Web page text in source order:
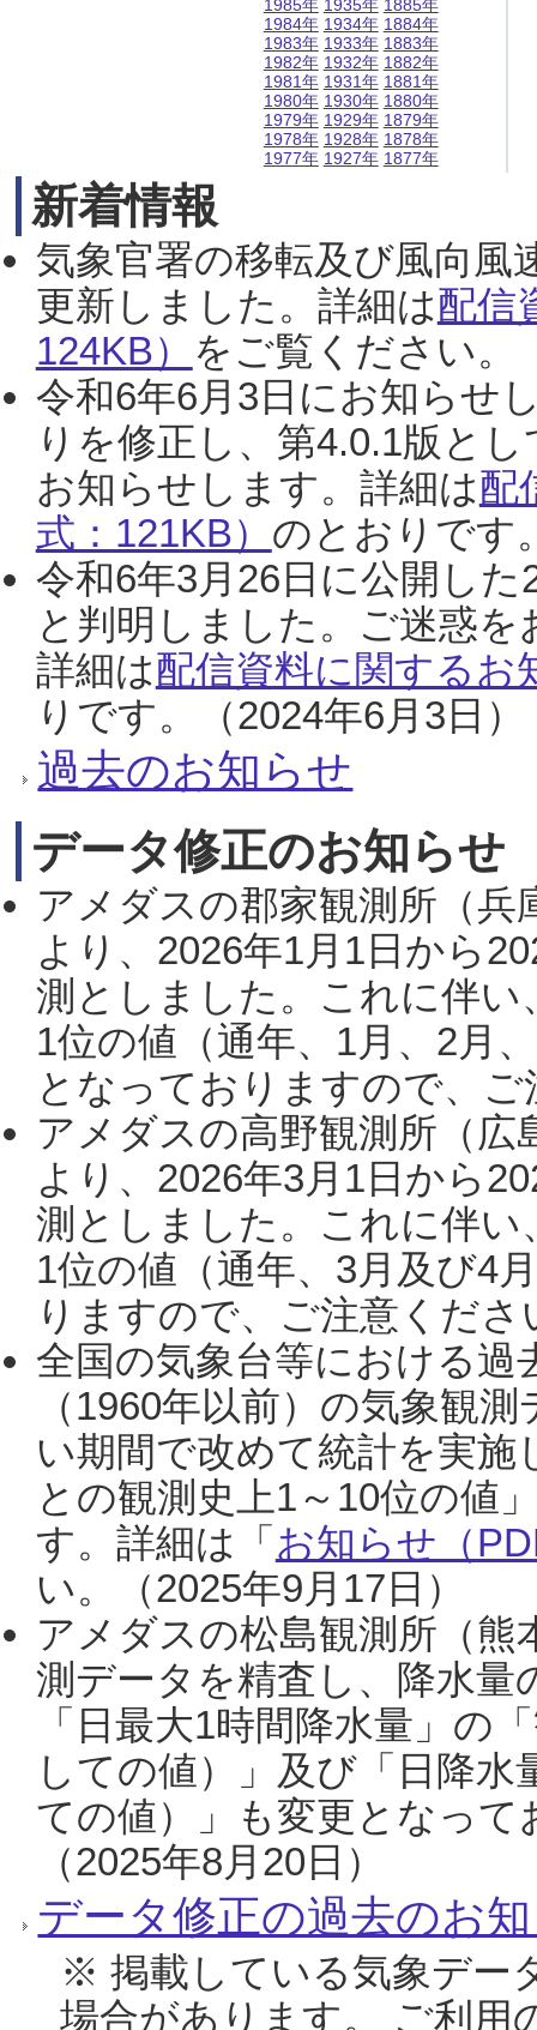
1985年
1984年
1983年
1982年
1981年
1980年
1979年
1978年
1977年
1935年
1934年
1933年
1932年
1931年
1930年
1929年
1928年
1927年
1885年
1884年
1883年
1882年
1881年
1880年
1879年
1878年
1877年
新着情報
気象官署の移転及び風向風
更新しました。詳細は配信
124KB） をご覧ください。
令和6年6月3日にお知らせ
りを修正し、第4.0.1版と
お知らせします。詳細は配
式：121KB） のとおりです
令和6年3月26日に公開し
と判明しました。ご迷惑
詳細は配信資料に関するお
りです。（2024年6月3日）
過去のお知らせ
データ修正のお知らせ
アメダスの郡家観測所（
より、2026年1月1日から
測としました。これに伴い
1位の値（通年、1月、2月
となっておりますので、
アメダスの高野観測所（
より、2026年3月1日から
測としました。これに伴い
1位の値（通年、3月及び4
りますので、ご注意くだ
全国の気象台等における過
（1960年以前）の気象観
い期間で改めて統計を実
との観測史上1～10位の値
す。詳細は「 お知らせ（
い。（2025年9月17日）
アメダスの松島観測所（熊
測データを精査し、降水
「日最大1時間降水量」の
しての値）」及び「日降
ての値）」も変更となっ
（2025年8月20日）
データ修正の過去のお
※ 掲載している気象デー
場合があります。 ご利用